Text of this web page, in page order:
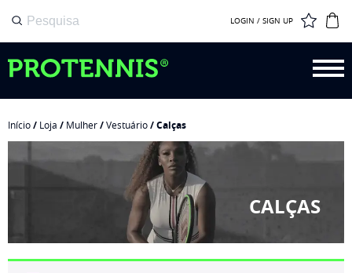
LOGIN / SIGN UP
Início/ Loja / Mulher/Vestuário/ Calças
CALÇAS